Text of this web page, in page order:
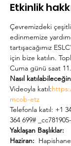
Etkinlik
Çevremizdeki
edinmemize
tartışacağımız
için bize katılın.
Cuma günü saat
Nasıl
Videoyla katıl:
mcob-etz
Telefonla katıl: +1
364 699#
Yaklaşan Başlıklar:
Haziran: